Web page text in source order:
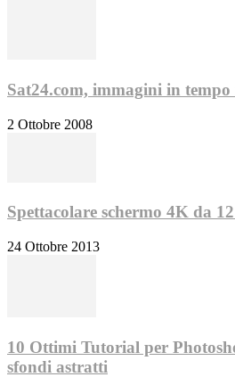
Sat24.com, immagini in tempo
2 Ottobre 2008
Spettacolare schermo 4K da
24 Ottobre 2013
10 Ottimi Tutorial per
sfondi astratti